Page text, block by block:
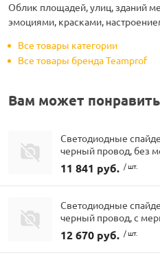
Облик площадей, улиц, зданий
эмоциями, красками,
Все товары категории
Все товары бренда Teamprof
Вам может
Светодиодные
черный провод, без
11 841 руб. / шт.
Светодиодные
черный провод, с
12 670 руб. / шт.